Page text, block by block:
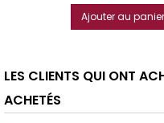
de
base
Ajouter au panier
LES CLIENTS QUI ONT
ACHETÉS